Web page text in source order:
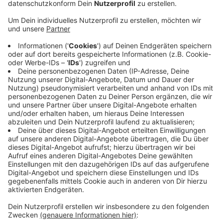
Veröffentlicht:Donnerstag, 24.08.2023 15:17
Anzeige
Laut Polizei waren Unbekannte in der Nacht auf
Mittwoch (23.08.) in eine Grundschule in Süchteln
eingestiegen. Hier hatten die Täter das gesamte
Schulgebäude durchwühlt und etwa 30 iPads
mitgenommen. In der Grundschule in Brüggen-Bracht
fehlten rund 40 iPads und ein Tresor, der in einem Büro
untergebracht war. Hier hatte es am Dienstag (22.08.)
noch einen Elternabend gegeben, der bis 22 Uhr ging.
Bis dahin war laut Polizei noch alles in Ordnung. Wer in
Süchteln oder Bracht etwas Verdächtiges gesehen
hat, soll sich an die Kreispolizei Viersen wenden.
Anzeige